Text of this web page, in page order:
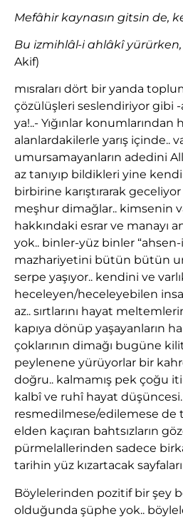
Mefâhir kaynasın gitsin de,
Bu izmihlâl-i ahlâkî
Akif)
mısraları dört bir yanda
çözülüşleri seslendiriyor gibi
ya!..- Yığınlar konumlarından
alanlardakilerle yarış içinde..
umursamayanların adedini
az tanıyıp bildikleri yine
birbirine karıştırarak
meşhur dimağlar.. kimsenin
hakkındaki esrar ve manayı
yok.. binler-yüz binler
mazhariyetini bütün bütün
serpe yaşıyor.. kendini ve
heceleyen/heceleyebilen
az.. sırtlarını hayat
kapıya dönüp yaşayanların
çoklarının dimağı bugüne
peylenene yürüyorlar bir
doğru.. kalmamış pek çoğu
kalbî ve ruhî hayat
resmedilmese/edilemese de
elden kaçıran bahtsızların
pürmelallerinden sadece
tarihin yüz kızartacak
Böylelerinden pozitif bir şey
olduğunda şüphe yok..